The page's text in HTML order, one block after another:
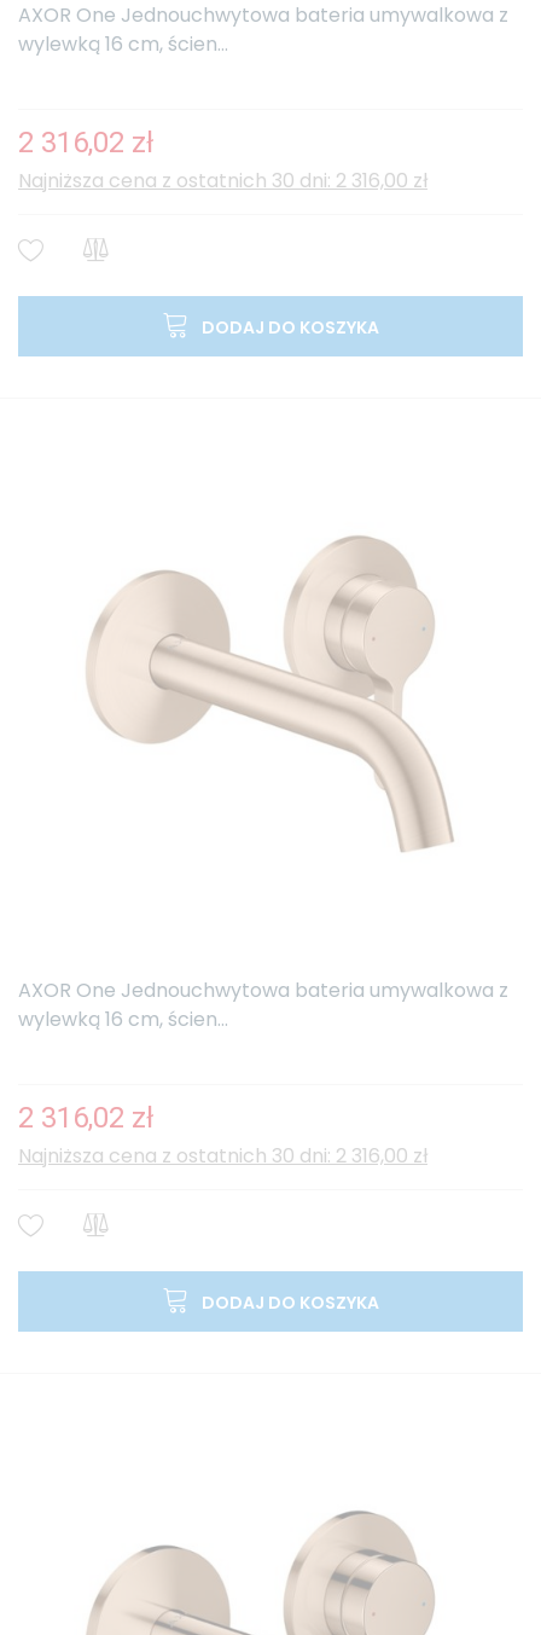
AXOR One Jednouchwytowa bateria umywalkowa z
wylewką 16 cm, ścien...
2 316,02 zł
Najniższa cena z ostatnich 30 dni: 2 316,00 zł
DODAJ DO KOSZYKA
AXOR One Jednouchwytowa bateria umywalkowa z
wylewką 16 cm, ścien...
2 316,02 zł
Najniższa cena z ostatnich 30 dni: 2 316,00 zł
DODAJ DO KOSZYKA